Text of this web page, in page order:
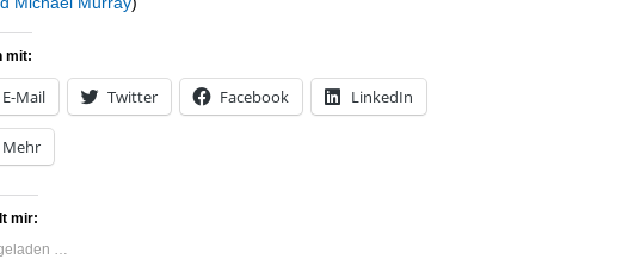
mit:
E-Mail Twitter Facebook LinkedIn
Mehr
mir:
…